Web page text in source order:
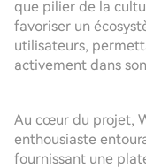
que pilier de la
favoriser un
utilisateurs,
activement dans
Au cœur du projet,
enthousiaste
fournissant une